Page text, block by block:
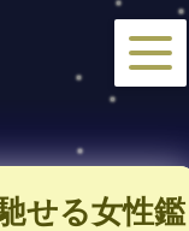
せる女性鑑